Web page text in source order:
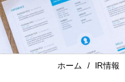
ホーム IR情報